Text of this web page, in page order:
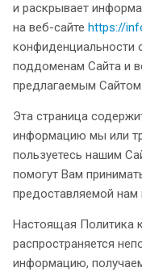
и раскрывает
на веб-сайте https://
конфиденциальности
поддоменам Сайта и
предлагаемым Сайтом.
Эта страница
информацию мы или
пользуетесь нашим
помогут Вам
предоставляемой
Настоящая Политика
распространяется
информацию,